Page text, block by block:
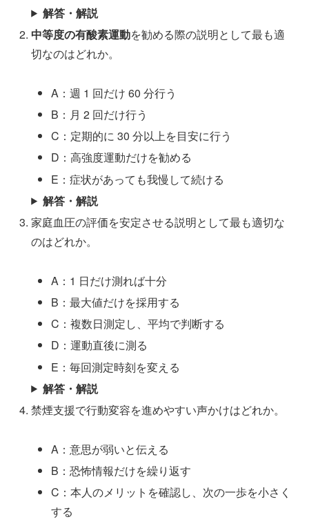
解答・解説
中等度の有酸素運動を勧める際の説明として最も適
切なのはどれか。
A：週 1 回だけ 60 分行う
B：月 2 回だけ行う
C：定期的に 30 分以上を目安に行う
D：高強度運動だけを勧める
E：症状があっても我慢して続ける
解答・解説
家庭血圧の評価を安定させる説明として最も適切な
のはどれか。
A：1 日だけ測れば十分
B：最大値だけを採用する
C：複数日測定し、平均で判断する
D：運動直後に測る
E：毎回測定時刻を変える
解答・解説
禁煙支援で行動変容を進めやすい声かけはどれか。
A：意思が弱いと伝える
B：恐怖情報だけを繰り返す
C：本人のメリットを確認し、次の一歩を小さく
する